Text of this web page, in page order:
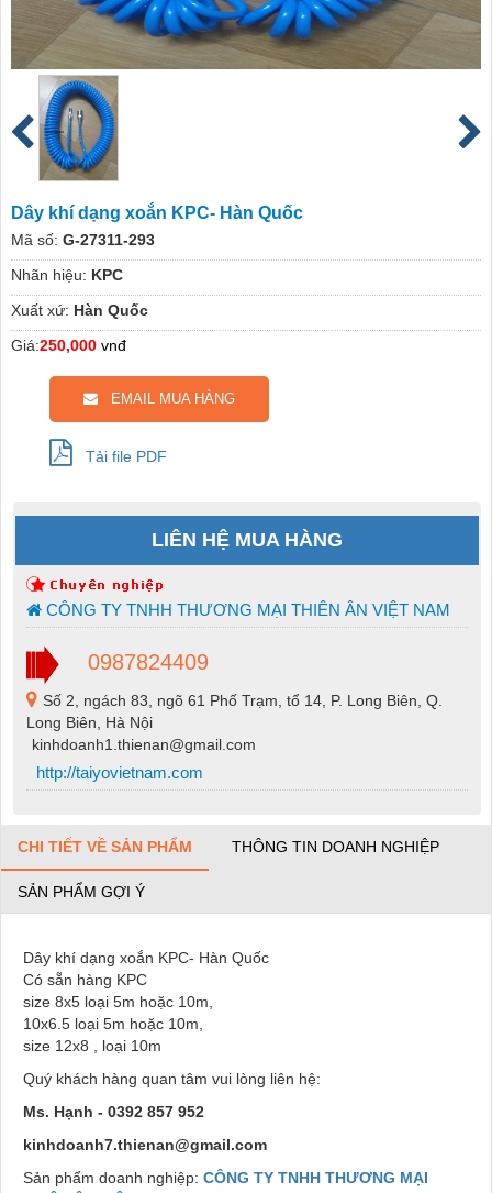
Dây khí dạng xoắn KPC- Hàn Quốc
Mã số: G-27311-293
Nhãn hiệu: KPC
Xuất xứ: Hàn Quốc
Giá:250,000 vnđ
EMAIL MUA HÀNG
Tải file PDF
LIÊN HỆ MUA HÀNG
CÔNG TY TNHH THƯƠNG MẠI THIÊN ÂN VIỆT NAM
0987824409
Số 2, ngách 83, ngõ 61 Phố Trạm, tổ 14, P. Long Biên, Q.
Long Biên, Hà Nội
kinhdoanh1.thienan@gmail.com
http://taiyovietnam.com
CHI TIẾT VỀ SẢN PHẨM THÔNG TIN DOANH NGHIỆP
SẢN PHẨM GỢI Ý
Dây khí dạng xoắn KPC- Hàn Quốc
Có sẵn hàng KPC
size 8x5 loại 5m hoặc 10m,
10x6.5 loại 5m hoặc 10m,
size 12x8 , loại 10m
Quý khách hàng quan tâm vui lòng liên hệ:
Ms. Hạnh - 0392 857 952
kinhdoanh7.thienan@gmail.com
Sản phẩm doanh nghiệp: CÔNG TY TNHH THƯƠNG MẠI